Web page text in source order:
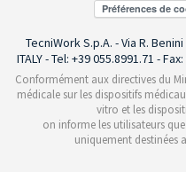
Préférences de
TecniWork S.p.A. - Via R.
ITALY - Tel: +39 055.8991.71 -
Conformément aux directives du
médicale sur les dispositifs
vitro et les
on informe les utilisateurs
uniquement destinées